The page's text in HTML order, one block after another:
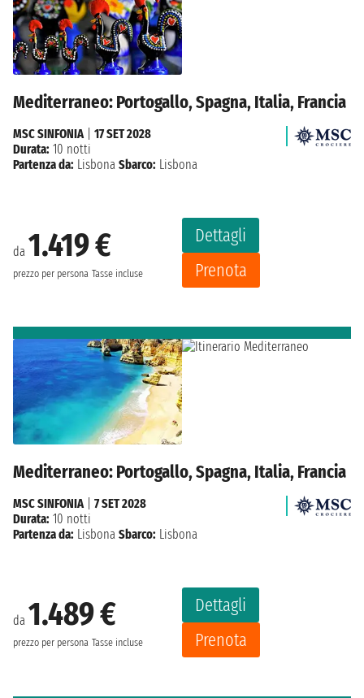
Mediterraneo: Portogallo, Spagna, Italia, Francia
da 1.419 €
prezzo per persona Tasse incluse
Dettagli
Prenota
MSC SINFONIA| 17 SET 2028
Durata: 10 notti
Partenza da: Lisbona Sbarco: Lisbona
Mediterraneo: Portogallo, Spagna, Italia, Francia
da 1.489 €
prezzo per persona Tasse incluse
Dettagli
Prenota
MSC SINFONIA| 7 SET 2028
Durata: 10 notti
Partenza da: Lisbona Sbarco: Lisbona